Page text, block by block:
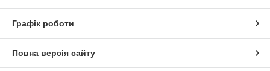
Графік роботи
Повна версія сайту